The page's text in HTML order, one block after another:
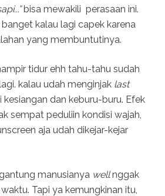
bisa mewakili perasaan ini.
kalau lagi capek karena
yang membuntutinya.
tidur ehh tahu-tahu sudah
kalau udah menginjak last
kesiangan dan keburu-buru. Efek
sempat peduliin kondisi wajah,
aja udah dikejar-kejar
manusianya wellnggak
Tapi ya kemungkinan itu,